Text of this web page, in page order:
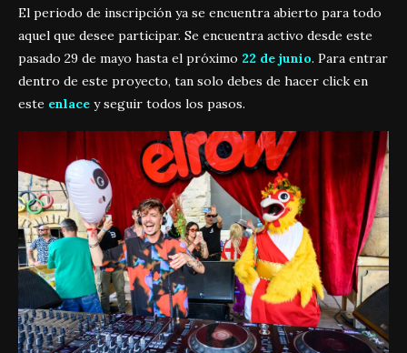
El periodo de inscripción ya se encuentra abierto para todo
aquel que desee participar. Se encuentra activo desde este
pasado 29 de mayo hasta el próximo 22 de junio. Para entrar
dentro de este proyecto, tan solo debes de hacer click en
este enlace y seguir todos los pasos.